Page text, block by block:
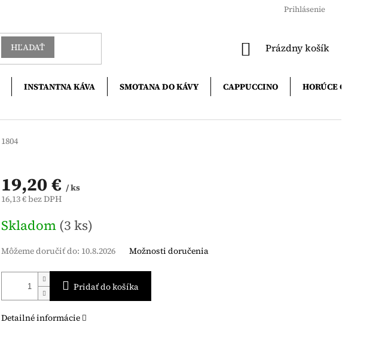
Prihlásenie
HĽADAŤ
NÁKUPNÝ
Prázdny košík
INSTANTNA KÁVA SMOTANA DO KÁVY CAPPUCCINO
HORÚCE ČOKOLÁDY
1804
19,20 € / ks
16,13 € bez DPH
cena:
Skladom (3 ks)
Môžeme doručiť do: 10.8.2026 Možnosti doručenia
Pridať do košíka
Detailné informácie